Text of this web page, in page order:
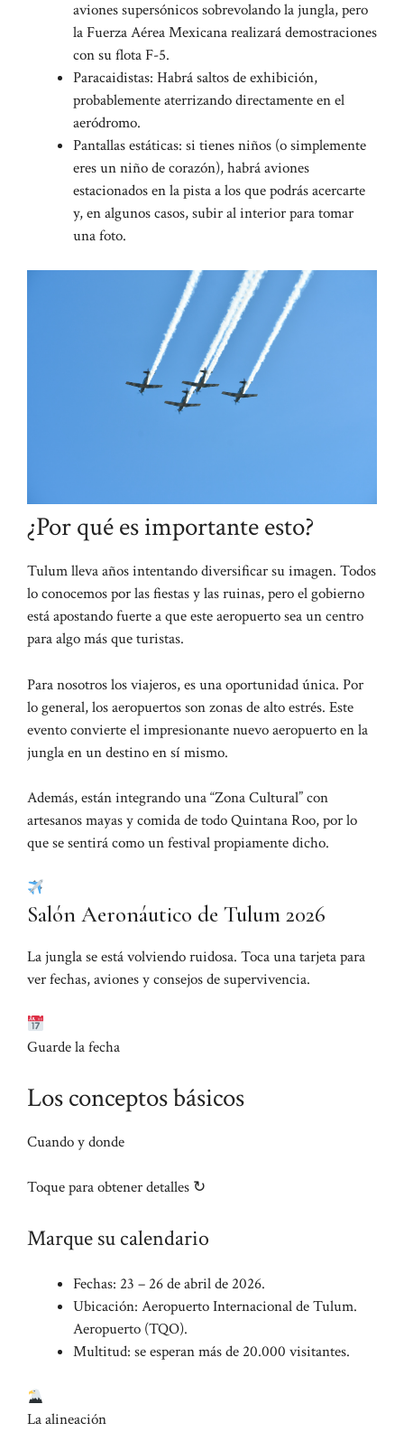
aviones supersónicos sobrevolando la jungla, pero
la Fuerza Aérea Mexicana realizará demostraciones
con su flota F-5.
Paracaidistas: Habrá saltos de exhibición,
probablemente aterrizando directamente en el
aeródromo.
Pantallas estáticas: si tienes niños (o simplemente
eres un niño de corazón), habrá aviones
estacionados en la pista a los que podrás acercarte
y, en algunos casos, subir al interior para tomar
una foto.
¿Por qué es importante esto?
Tulum lleva años intentando diversificar su imagen. Todos
lo conocemos por las fiestas y las ruinas, pero el gobierno
está apostando fuerte a que este aeropuerto sea un centro
para algo más que turistas.
Para nosotros los viajeros, es una oportunidad única. Por
lo general, los aeropuertos son zonas de alto estrés. Este
evento convierte el impresionante nuevo aeropuerto en la
jungla en un destino en sí mismo.
Además, están integrando una “Zona Cultural” con
artesanos mayas y comida de todo Quintana Roo, por lo
que se sentirá como un festival propiamente dicho.
Salón Aeronáutico de Tulum 2026
La jungla se está volviendo ruidosa. Toca una tarjeta para
ver fechas, aviones y consejos de supervivencia.
Guarde la fecha
Los conceptos básicos
Cuando y donde
Toque para obtener detalles ↻
Marque su calendario
Fechas: 23 – 26 de abril de 2026.
Ubicación: Aeropuerto Internacional de Tulum.
Aeropuerto (TQO).
Multitud: se esperan más de 20.000 visitantes.
La alineación